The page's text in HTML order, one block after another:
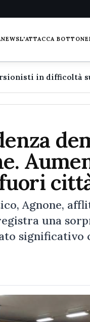
NEWSL'ATTACCA BOTTONE
Agnone,
una